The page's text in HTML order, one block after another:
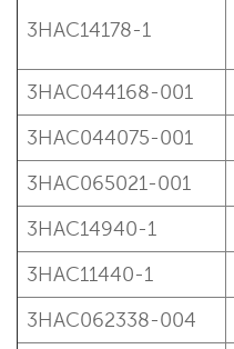
3HAC14178-1
3HAC044168-001
3HAC044075-001
3HAC065021-001
3HAC14940-1
3HAC11440-1
3HAC062338-004